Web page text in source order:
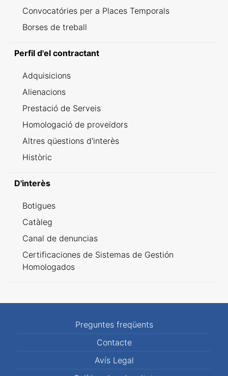
Convocatóries per a Places Temporals
Borses de treball
Perfil d'el contractant
Adquisicions
Alienacions
Prestació de Serveis
Homologació de proveïdors
Altres qüestions d'interès
Històric
D'interès
Botigues
Catàleg
Canal de denuncias
Certificaciones de Sistemas de Gestión
Homologados
Preguntes freqüents
Contacte
Avís Legal